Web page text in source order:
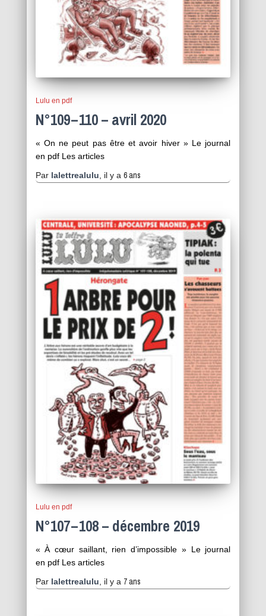
Lulu en pdf
N°109 – 110 – avril 2020
« On ne peut pas être et avoir hiver » Le journal
en pdf Les articles
Par lalettrealulu , il y a 6 ans
Lulu en pdf
N°107 – 108 – décembre 2019
« À cœur saillant, rien d’impossible » Le journal
en pdf Les articles
Par lalettrealulu, il y a 7 ans